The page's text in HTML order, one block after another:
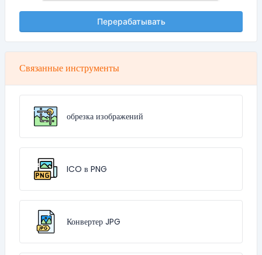
Перерабатывать
Связанные инструменты
обрезка изображений
ICO в PNG
Конвертер JPG